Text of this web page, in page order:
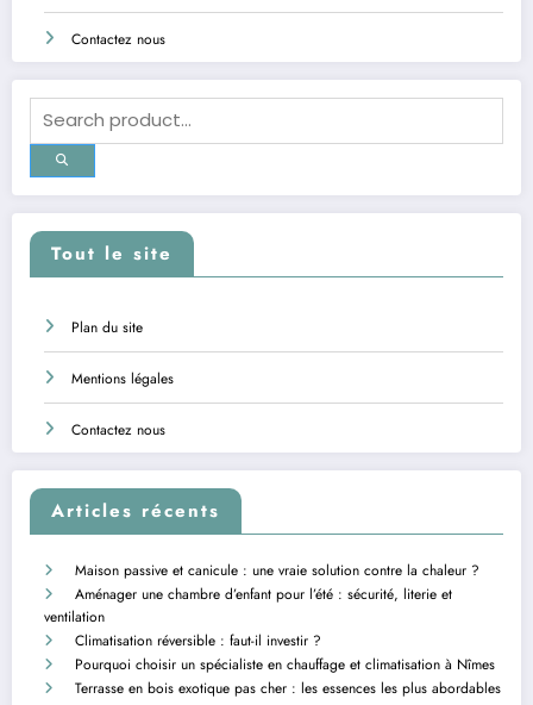
Contactez nous
Tout le site
Plan du site
Mentions légales
Contactez nous
Articles récents
Maison passive et canicule : une vraie solution contre la chaleur ?
Aménager une chambre d’enfant pour l’été : sécurité, literie et
ventilation
Climatisation réversible : faut-il investir ?
Pourquoi choisir un spécialiste en chauffage et climatisation à Nîmes
Terrasse en bois exotique pas cher : les essences les plus abordables